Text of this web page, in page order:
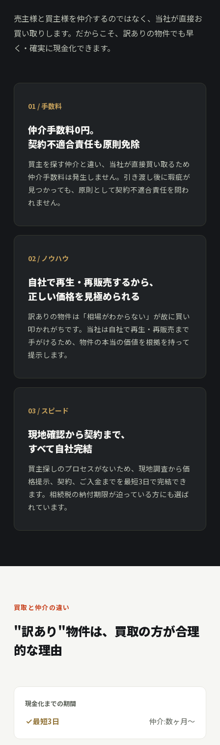
売主様と買主様を仲介するのではなく、当社が直接お
買い取りします。だからこそ、訳ありの物件でも早
く・確実に現金化できます。
01 / 手数料
仲介手数料0円。
契約不適合責任も原則免除
買主を探す仲介と違い、当社が直接買い取るため
仲介手数料は発生しません。引き渡し後に瑕疵が
見つかっても、原則として契約不適合責任を問わ
れません。
02 / ノウハウ
自社で再生・再販売するから、
正しい価格を見極められる
訳ありの物件は「相場がわからない」が故に買い
叩かれがちです。当社は自社で再生・再販売まで
手がけるため、物件の本当の価値を根拠を持って
提示します。
03 / スピード
現地確認から契約まで、
すべて自社完結
買主探しのプロセスがないため、現地調査から価
格提示、契約、ご入金までを最短3日で完結でき
ます。相続税の納付期限が迫っている方にも選ば
れています。
買取と仲介の違い
"訳あり"物件は、買取の方が合理
的な理由
現金化までの期間
最短3日 仲介:数ヶ月〜